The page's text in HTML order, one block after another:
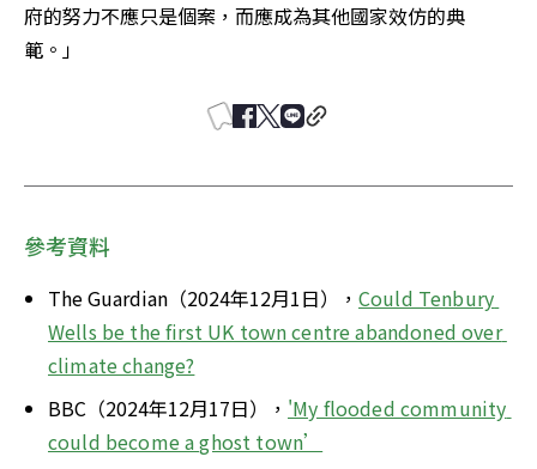
府的努力不應只是個案，而應成為其他國家效仿的典
範。」
參考資料
The Guardian（2024年12月1日）， Could Tenbury
Wells be the first UK town centre abandoned over
climate change?
BBC（2024年12月17日）， 'My flooded community
could become a ghost town’